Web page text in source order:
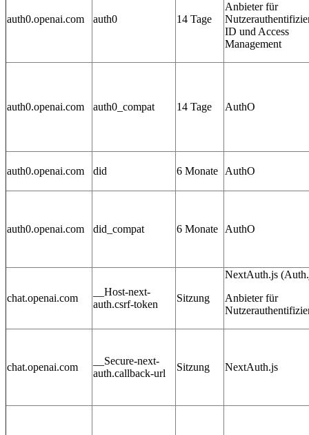
auth0.openai.com auth0 14 Tage
Anbieter für
ID und Access
Management
auth0.openai.com auth0_compat 14 Tage AuthO
auth0.openai.com did 6 Monate AuthO
auth0.openai.com did_compat 6 Monate AuthO
chat.openai.com
__Host-next-
auth.csrf-token
Sitzung
NextAuth.js
Anbieter für
chat.openai.com
__Secure-next-
auth.callback-url
Sitzung NextAuth.js